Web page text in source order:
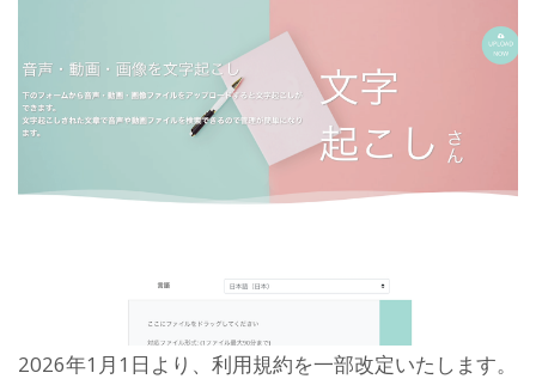
2026年1月1日より、利用規約を一部改定いたします。